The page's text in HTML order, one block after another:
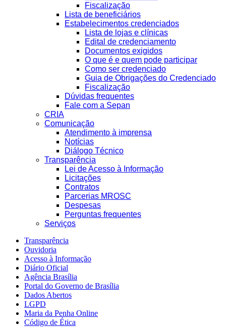
Fiscalização
Lista de beneficiários
Estabelecimentos credenciados
Lista de lojas e clínicas
Edital de credenciamento
Documentos exigidos
O que é e quem pode participar
Como ser credenciado
Guia de Obrigações do Credenciado
Fiscalização
Dúvidas frequentes
Fale com a Sepan
CRIA
Comunicação
Atendimento à imprensa
Notícias
Diálogo Técnico
Transparência
Lei de Acesso à Informação
Licitações
Contratos
Parcerias MROSC
Despesas
Perguntas frequentes
Serviços
Transparência
Ouvidoria
Acesso à Informação
Diário Oficial
Agência Brasília
Portal do Governo de Brasília
Dados Abertos
LGPD
Maria da Penha Online
Código de Ética